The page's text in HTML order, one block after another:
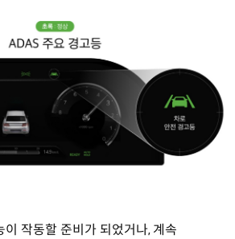
작동할 준비가 되었거나, 계속